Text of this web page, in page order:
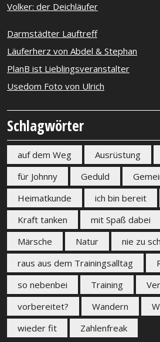
Volker: der Deichläufer
Darmstädter Lauftreff
Läuferherz von Abdel & Stephan
PlanB ist Lieblingsveranstalter
Usedom Foto von Ulrich
Schlagwörter
auf dem Weg Ausrüstung
für Johnny
Geduld
Heimatkunde
ich bin bereit
Kraft tanken
mit Spaß dabei
Märsche
Natur
nie zu
raus aus dem Trainingsalltag
so nebenbei
Training
vorbereitet?
Wandern
wieder fit
Zahlenfreak